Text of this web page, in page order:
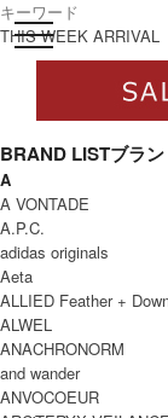
toggle navigation
ログイン
すべて
WOMEN
WOMEN ALL ITEM
THIS WEEK ARRIVAL
BRAND LISTブラ
A
A VONTADE
A.P.C.
adidas originals
Aeta
ALLIED Feather +
ALWEL
ANACHRONORM
and wander
ANVOCOEUR